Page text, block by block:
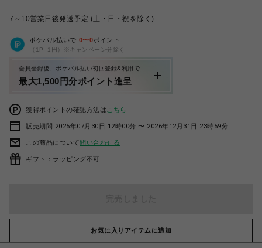
7～10営業日後発送予定 (土・日・祝を除く)
ポケパル払いで 0〜0ポイント
（1P=1円）※キャンペーン分除く
会員登録後、ポケパル払い初回登録&利用で
最大1,500円分ポイント進呈
獲得ポイントの確認方法は こちら
販売期間 2025年07月30日 12時00分 〜 2026年12月31日 23時59分
この商品について問い合わせる
ギフト：ラッピング不可
お気に入りアイテムに追加